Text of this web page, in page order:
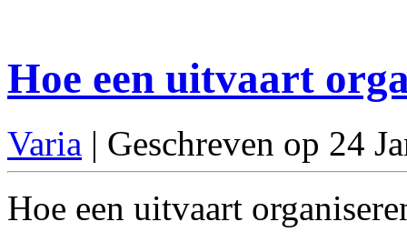
Hoe een uitvaart
Varia | Geschreven op 24
Hoe een uitvaart